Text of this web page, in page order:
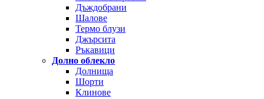
Дъждобрани
Шалове
Термо блузи
Джърсита
Ръкавици
Долно облекло
Долнища
Шорти
Клинове